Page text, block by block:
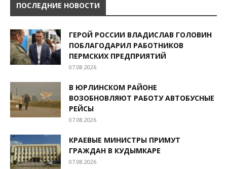
ПОСЛЕДНИЕ НОВОСТИ
ГЕРОЙ РОССИИ ВЛАДИСЛАВ ГОЛОВИН
ПОБЛАГОДАРИЛ РАБОТНИКОВ
ПЕРМСКИХ ПРЕДПРИЯТИЙ
07.08.2026
В ЮРЛИНСКОМ РАЙОНЕ
ВОЗОБНОВЛЯЮТ РАБОТУ АВТОБУСНЫЕ
РЕЙСЫ
07.08.2026
КРАЕВЫЕ МИНИСТРЫ ПРИМУТ
ГРАЖДАН В КУДЫМКАРЕ
07.08.2026